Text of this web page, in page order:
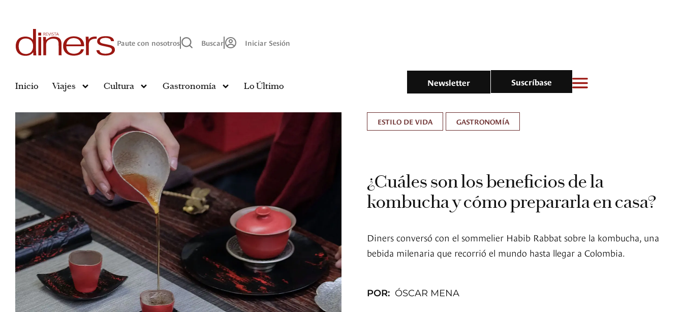
Paute con nosotros Buscar Iniciar Sesión
Inicio Viajes Cultura Gastronomía Lo Último Newsletter Suscríbase
ESTILO DE VIDA GASTRONOMÍA
¿Cuáles son los beneficios de la
kombucha y cómo prepararla en casa?
Diners conversó con el sommelier Habib Rabbat sobre la kombucha, una
bebida milenaria que recorrió el mundo hasta llegar a Colombia.
POR: ÓSCAR MENA